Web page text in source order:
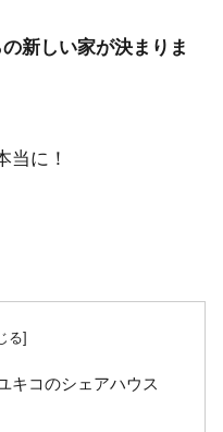
新しい家が決まりま
当に！
キコのシェアハウス